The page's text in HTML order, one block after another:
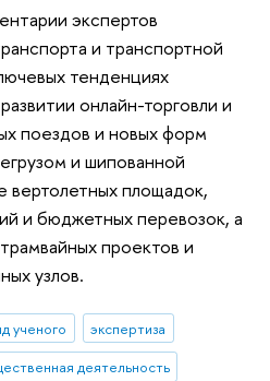
экспертов
и транспортной
тенденциях
онлайн-торговли и
поездов и новых форм
и шипованной
вертолетных площадок,
и бюджетных перевозок, а
проектов и
узлов.
ученого
экспертиза
деятельность